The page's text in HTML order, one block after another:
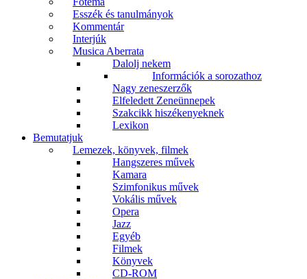
Esszék és tanulmányok
Kommentár
Interjúk
Musica Aberrata
Dalolj nekem
Információk a sorozathoz
Nagy zeneszerzők
Elfeledett Zeneünnepek
Szakcikk hiszékenyeknek
Lexikon
Bemutatjuk
Lemezek, könyvek, filmek
Hangszeres művek
Kamara
Szimfonikus művek
Vokális művek
Opera
Jazz
Egyéb
Filmek
Könyvek
CD-ROM